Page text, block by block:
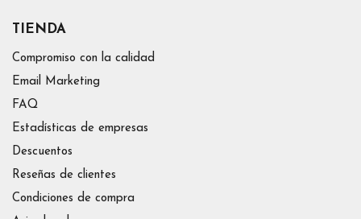
TIENDA
Compromiso con la calidad
Email Marketing
FAQ
Estadísticas de empresas
Descuentos
Reseñas de clientes
Condiciones de compra